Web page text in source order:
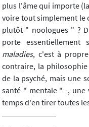
plus l'âme qui importe
voire tout simplement le
plutôt " noologues " ?
porte
maladies, c'est à
contraire, la
de la psyché, mais une
santé " mentale " -, une
temps d'en tirer toutes